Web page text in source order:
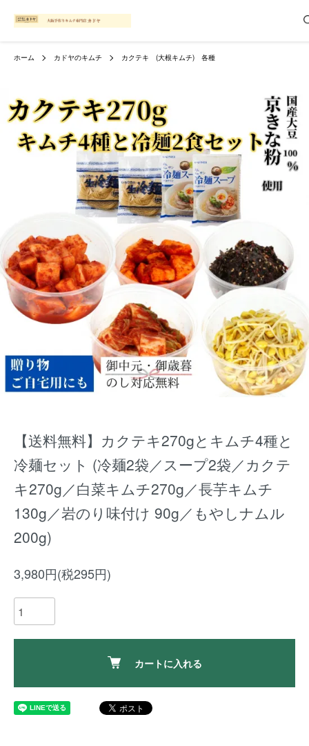
ホーム カドヤのキムチ カクテキ (大根キムチ) 各種
【送料無料】カクテキ270gとキムチ4種と
冷麺セット (冷麺2袋／スープ2袋／カクテ
キ270g／白菜キムチ270g／長芋キムチ
130g／岩のり味付け 90g／もやしナムル
200g)
3,980円(税295円)
カートに入れる